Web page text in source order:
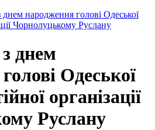
днем народження голові Одеської
Чорнолуцькому Руслану
днем
Одеської
організації
Руслану